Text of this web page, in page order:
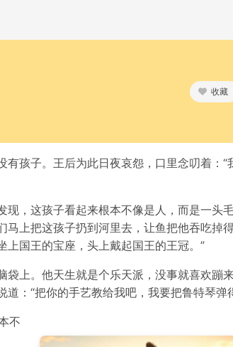
收藏
孩子。王后为此日夜哀怨，口里念叨着：“
，这孩子看起来根本不像是人，而是一头
上把这孩子扔到河里去，让鱼把他吞吃掉
国王的宝座，头上戴起国王的王冠。”
上。他天生就是个乐天派，没事就喜欢蹦
：“把你的手艺教给我吧，我要把鲁特琴弹
不